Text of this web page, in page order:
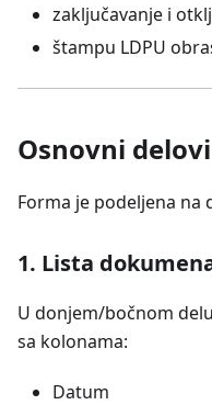
zaključavanje i
štampu LDPU
Osnovni
Forma je podeljena na
1. Lista
U donjem/bočnom
sa kolonama:
Datum